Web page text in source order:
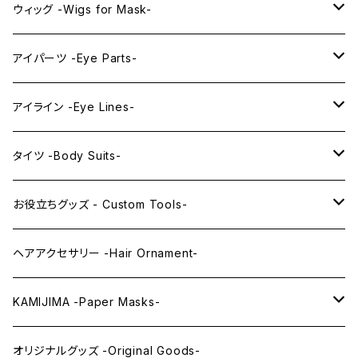
プレミアムウィッグ -Premium Wigs-
プレミアムレンズアイ -Premium Lens eye-
KAWAII series
IDOL series
PRINCESS series
KAWAII Little series
アニメマスク -Anime Masks-
ドールマスク -Doll Masks-
ウィッグ -Wigs for Mask-
ロング -Long-
ミドル -Middle-
アイパーツ -Eye Parts-
レンズアイ -Lens Eyes-
レンズアイ
レンズアイEX
クリスタルアイ -Crystal Eyes-
アイライン -Eye Lines-
アイラインステッカー -Eye Line Stickers-
まゆ毛 -Eyebrows-
まつ毛 -Eyelash-
タイツ -Body Suits-
全身タイツ -Full Body Suits-
上半身タイツ -Upper Body Suits-
お役立ちグッズ - Custom Tools-
カスタム用品 -Custom Tools-
ウィッグメンテナンス -Wig Maintenance-
ヘアアクセサリー -Hair Ornament-
KAMIJIMA -Paper Masks-
ペーパーマスク -Paper Masks-
オリジナルグッズ -Original Goods-